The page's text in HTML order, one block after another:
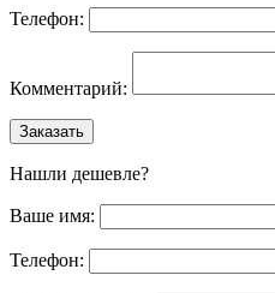
Телефон:
Комментарий:
Заказать
Нашли дешевле?
Ваше имя:
Телефон: